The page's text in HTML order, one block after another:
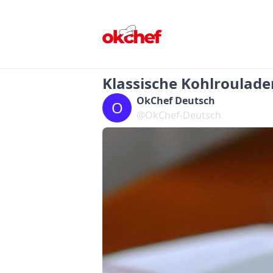
Klassische
O
OkChef Deutsch
@OkChef-Deutsch